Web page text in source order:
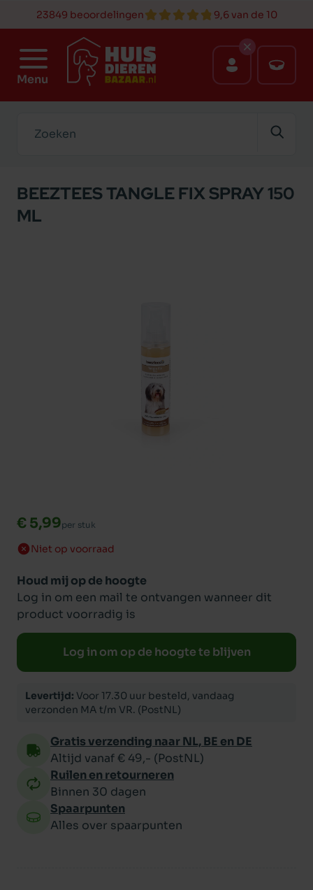
23849 beoordelingen 9,6 van de 10
Menu
BEEZTEES TANGLE FIX SPRAY 150
ML
€ 5,99per stuk
Niet op voorraad
Houd mij op de hoogte
Log in om een mail te ontvangen wanneer dit
product voorradig is
Log in om op de hoogte te blijven
Levertijd: Voor 17.30 uur besteld, vandaag
verzonden MA t/m VR. (PostNL)
Gratis verzending naar NL, BE en DE
Altijd vanaf € 49,- (PostNL)
Ruilen en retourneren
Binnen 30 dagen
Spaarpunten
Alles over spaarpunten